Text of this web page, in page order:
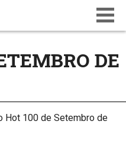
WIKI
QUIZ NATIONS PT 18
DE
Hot 100 de Setembro de